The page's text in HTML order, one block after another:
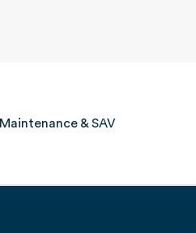
Maintenance & SAV